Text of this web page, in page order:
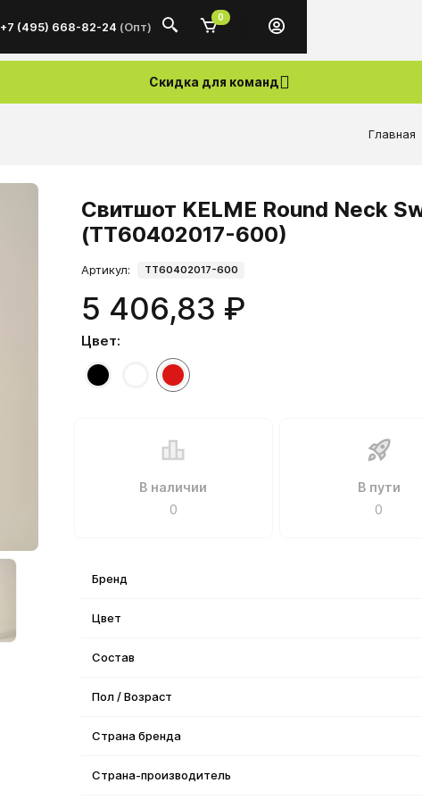
+7 (495) 668-82-24 (Опт)
0
Скидка для команд
Главная
Свитшот KELME Round Neck
(TT60402017-600)
Артикул: TT60402017-600
5 406,83 ₽
Цвет:
В наличии
0
В пути
0
Бренд
Цвет
Состав
Пол / Возраст
Страна бренда
Страна-производитель